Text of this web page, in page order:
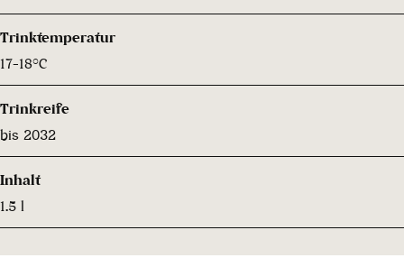
Trinktemperatur
17-18°C
Trinkreife
bis 2032
Inhalt
1.5 l